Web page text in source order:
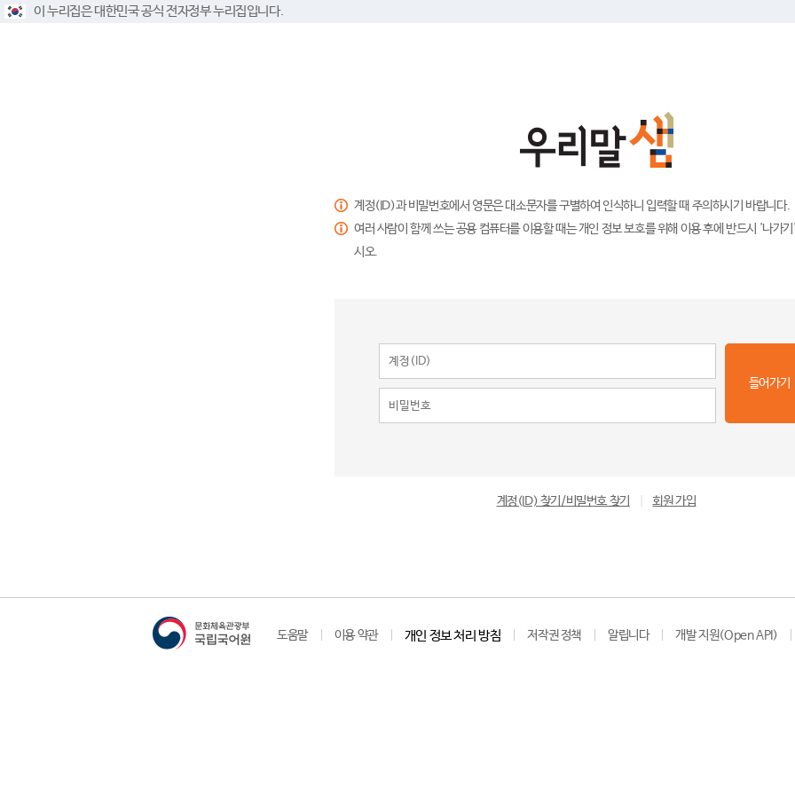
이 누리집은 대한민국 공식 전자정부 누리집입니다.
계정(ID)과 비밀번호에서 영문은 대소문자를 구별하여 인식하니 입력할 때 주의하시기 바랍니다.
여러 사람이 함께 쓰는 공용 컴퓨터를 이용할 때는 개인 정보 보호를 위해 이용 후에 반드시 '나가
시오.
들어가기
계정(ID) 찾기/비밀번호 찾기 회원 가입
도움말 이용 약관 개인 정보 처리 방침 저작권 정책 알립니다 개발 지원(Open API)